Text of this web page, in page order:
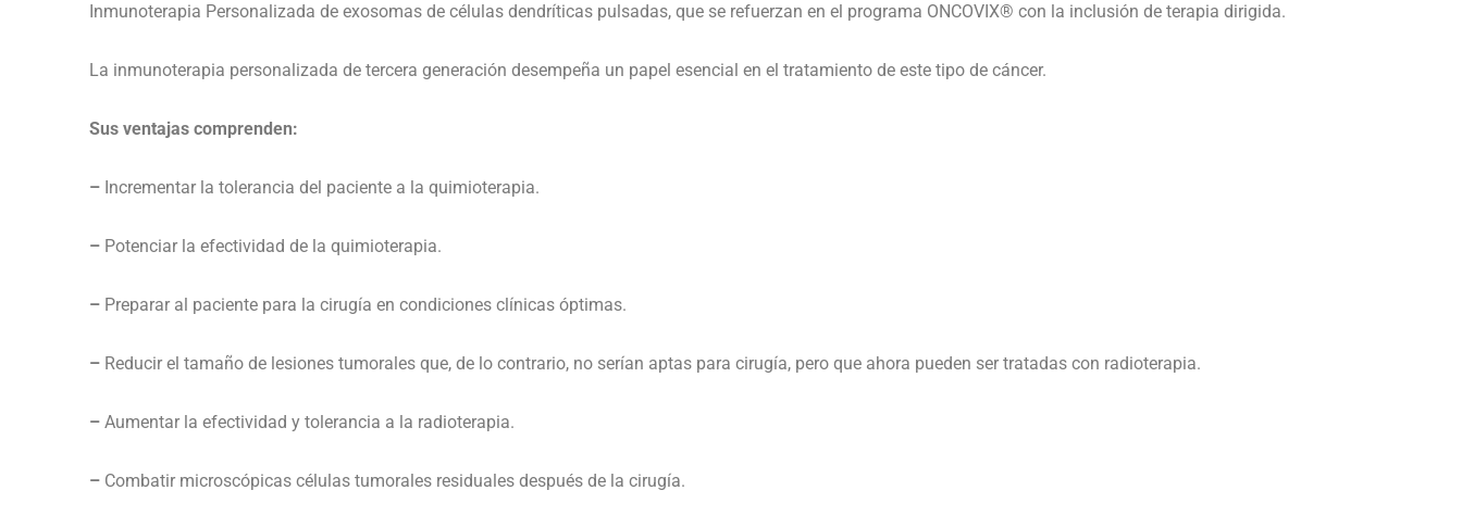
Inmunoterapia Personalizada de exosomas de células dendríticas pulsadas, que se refuerzan en el programa ONCOVIX® con la inclusión de terapia dirigida.
La inmunoterapia personalizada de tercera generación desempeña un papel esencial en el tratamiento de este tipo de cáncer.
Sus ventajas comprenden:
– Incrementar la tolerancia del paciente a la quimioterapia.
– Potenciar la efectividad de la quimioterapia.
– Preparar al paciente para la cirugía en condiciones clínicas óptimas.
– Reducir el tamaño de lesiones tumorales que, de lo contrario, no serían aptas para cirugía, pero que ahora pueden ser tratadas con radioterapia.
– Aumentar la efectividad y tolerancia a la radioterapia.
– Combatir microscópicas células tumorales residuales después de la cirugía.